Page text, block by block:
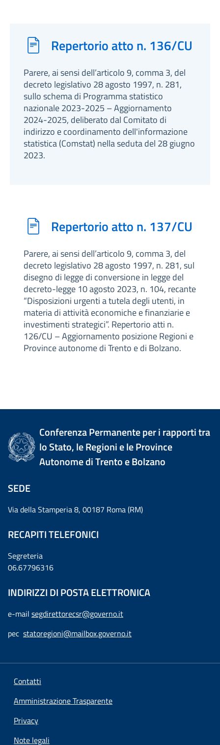
Repertorio atto n. 136/CU
Parere, ai sensi dell’articolo 9, comma 3, del
decreto legislativo 28 agosto 1997, n. 281,
sullo schema di Programma statistico
nazionale 2023-2025 – Aggiornamento
2024-2025, deliberato dal Comitato di
indirizzo e coordinamento dell'informazione
statistica (Comstat) nella seduta del 28 giugno
2023.
Repertorio atto n. 137/CU
Parere, ai sensi dell’articolo 9, comma 3, del
decreto legislativo 28 agosto 1997, n. 281, sul
disegno di legge di conversione in legge del
decreto-legge 10 agosto 2023, n. 104, recante
“Disposizioni urgenti a tutela degli utenti, in
materia di attività economiche e finanziarie e
investimenti strategici”. Repertorio atti n.
126/CU – Aggiornamento posizione Regioni e
Province autonome di Trento e di Bolzano.
Conferenza Permanente per i rapporti tra
lo Stato, le Regioni e le Province
Autonome di Trento e Bolzano
SEDE
Via della Stamperia 8, 00187 Roma (RM)
RECAPITI TELEFONICI
Segreteria
06.67796316
INDIRIZZI DI POSTA ELETTRONICA
e-mail segdirettorecsr@governo.it
pec statoregioni@mailbox.governo.it
Contatti
Amministrazione Trasparente
Privacy
Note legali